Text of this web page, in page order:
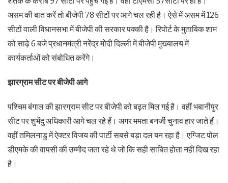
असम की बात करें तो बीजेपी 78 सीटों पर आगे चल रही है। ऐसे में असम में 126
सीटों वाली विधानसभा में बीजेपी की सरकार पक्की है। रिपोर्ट के मुताबिक शाम
को साढ़े 6 बजे प्रधानमंत्री नरेंद्र मोदी दिल्ली में बीजेपी मुख्यालय में
कार्यकर्ताओं को संबोधित करेंगे।
झारग्राम सीट पर बीजेपी आगे
पश्चिम बंगाल की झारग्राम सीट पर बीजेपी को बढ़त मिल गई है। वहीं भबानीपुर
सीट पर शुभेंदु अधिकारी आगे चल रहे हैं। अगर ममता बनर्जी चुनाव हार जाते हैं।
वहीं तमिलनाडु में ऐक्टर विजय की पार्टी सबसे बड़ा दल बन रहा है। एग्जिट पोल
डीएमके की वापसी की उम्मीद जता रहे थे जो कि सही साबित होता नहीं दिख रहा
है।